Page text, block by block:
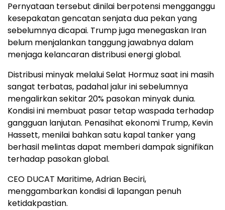
Pernyataan tersebut dinilai berpotensi mengganggu
kesepakatan gencatan senjata dua pekan yang
sebelumnya dicapai. Trump juga menegaskan Iran
belum menjalankan tanggung jawabnya dalam
menjaga kelancaran distribusi energi global.
Distribusi minyak melalui Selat Hormuz saat ini masih
sangat terbatas, padahal jalur ini sebelumnya
mengalirkan sekitar 20% pasokan minyak dunia.
Kondisi ini membuat pasar tetap waspada terhadap
gangguan lanjutan. Penasihat ekonomi Trump, Kevin
Hassett, menilai bahkan satu kapal tanker yang
berhasil melintas dapat memberi dampak signifikan
terhadap pasokan global.
CEO DUCAT Maritime, Adrian Beciri,
menggambarkan kondisi di lapangan penuh
ketidakpastian.